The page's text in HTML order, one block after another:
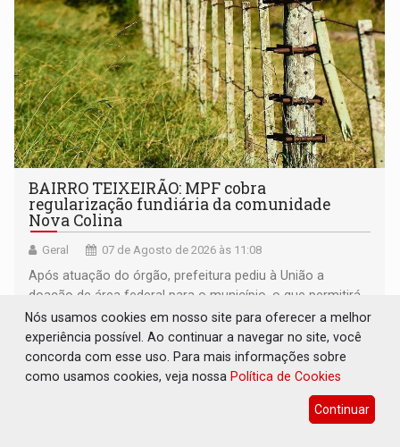
BAIRRO TEIXEIRÃO: MPF cobra
regularização fundiária da comunidade
Nova Colina
Geral 07 de Agosto de 2026 às 11:08
Após atuação do órgão, prefeitura pediu à União a
doação de área federal para o município, o que permitirá
a regularização de ocupantes de boa fé
Nós usamos cookies em nosso site para oferecer a melhor
experiência possível. Ao continuar a navegar no site, você
concorda com esse uso. Para mais informações sobre
como usamos cookies, veja nossa Política de Cookies
Continuar